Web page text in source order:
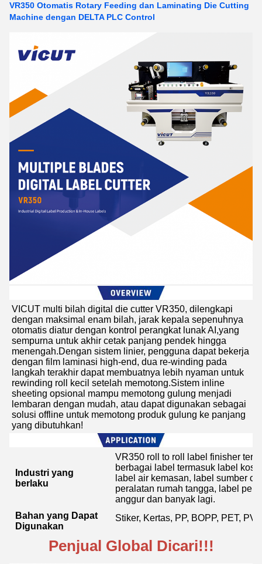
VR350 Otomatis Rotary Feeding dan Laminating Die Cutting
Machine dengan DELTA PLC Control
VICUT multi bilah digital die cutter VR350, dilengkapi
dengan maksimal enam bilah, jarak kepala sepenuhnya
otomatis diatur dengan kontrol perangkat lunak AI,yang
sempurna untuk akhir cetak panjang pendek hingga
menengah.Dengan sistem linier, pengguna dapat bekerja
dengan film laminasi high-end, dua re-winding pada
langkah terakhir dapat membuatnya lebih nyaman untuk
rewinding roll kecil setelah memotong.Sistem inline
sheeting opsional mampu memotong gulung menjadi
lembaran dengan mudah, atau dapat digunakan sebagai
solusi offline untuk memotong produk gulung ke panjang
yang dibutuhkan!
Industri yang
berlaku
VR350 roll to roll label finisher
berbagai label termasuk label
label air kemasan, label sumber
peralatan rumah tangga, label
anggur dan banyak lagi.
Bahan yang Dapat
Digunakan
Stiker, Kertas, PP, BOPP, PET,
Penjual Global Dicari!!!